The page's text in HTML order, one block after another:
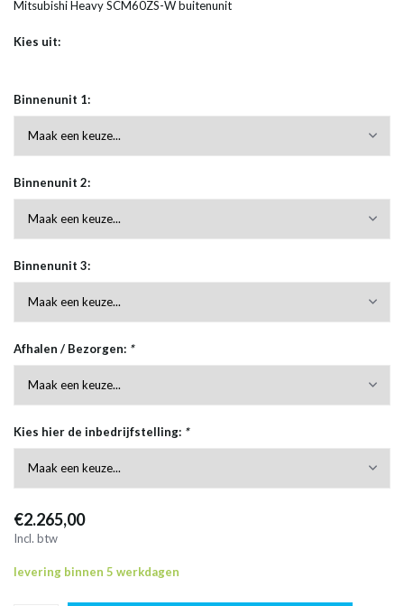
Mitsubishi Heavy SCM60ZS-W buitenunit
Kies uit:
Binnenunit 1:
Binnenunit 2:
Binnenunit 3:
Afhalen / Bezorgen: *
Kies hier de inbedrijfstelling: *
€2.265,00
Incl. btw
levering binnen 5 werkdagen